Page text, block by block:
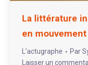
La littérature
en mouvement
L'actugraphe Par
Laisser un